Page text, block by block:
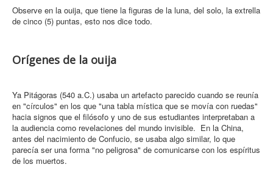
Observe en la ouija, que tiene la figuras de la luna, del solo, la extrella
de cinco (5) puntas, esto nos dice todo.
Orígenes de la ouija
Ya Pitágoras (540 a.C.) usaba un artefacto parecido cuando se reunía
en "círculos" en los que "una tabla mística que se movía con ruedas"
hacia signos que el filósofo y uno de sus estudiantes interpretaban a
la audiencia como revelaciones del mundo invisible. En la China,
antes del nacimiento de Confucio, se usaba algo similar, lo que
parecía ser una forma "no peligrosa" de comunicarse con los espíritus
de los muertos.